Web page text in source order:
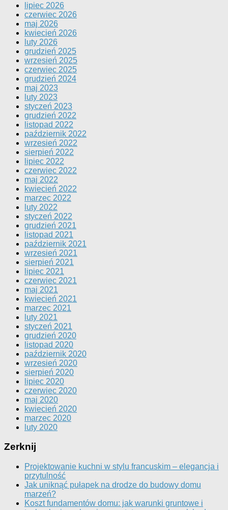
lipiec 2026
czerwiec 2026
maj 2026
kwiecień 2026
luty 2026
grudzień 2025
wrzesień 2025
czerwiec 2025
grudzień 2024
maj 2023
luty 2023
styczeń 2023
grudzień 2022
listopad 2022
październik 2022
wrzesień 2022
sierpień 2022
lipiec 2022
czerwiec 2022
maj 2022
kwiecień 2022
marzec 2022
luty 2022
styczeń 2022
grudzień 2021
listopad 2021
październik 2021
wrzesień 2021
sierpień 2021
lipiec 2021
czerwiec 2021
maj 2021
kwiecień 2021
marzec 2021
luty 2021
styczeń 2021
grudzień 2020
listopad 2020
październik 2020
wrzesień 2020
sierpień 2020
lipiec 2020
czerwiec 2020
maj 2020
kwiecień 2020
marzec 2020
luty 2020
Zerknij
Projektowanie kuchni w stylu francuskim – elegancja i
przytulność
Jak uniknąć pułapek na drodze do budowy domu
marzeń?
Koszt fundamentów domu: jak warunki gruntowe i